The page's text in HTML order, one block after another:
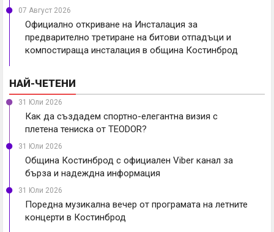
07 Август 2026
Официално откриване на Инсталация за
предварително третиране на битови отпадъци и
компостираща инсталация в община Костинброд
НАЙ-ЧЕТЕНИ
31 Юли 2026
Как да създадем спортно-елегантна визия с
плетена тениска от TEODOR?
31 Юли 2026
Община Костинброд с официален Viber канал за
бърза и надеждна информация
31 Юли 2026
Поредна музикална вечер от програмата на летните
концерти в Костинброд